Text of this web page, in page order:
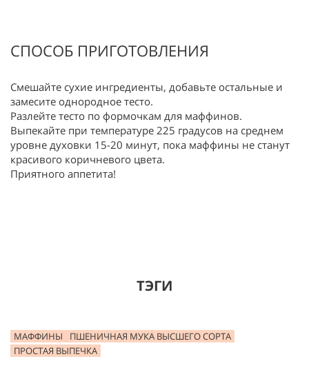
СПОСОБ ПРИГОТОВЛЕНИЯ
Смешайте сухие ингредиенты, добавьте остальные и
замесите однородное тесто.
Разлейте тесто по формочкам для маффинов.
Выпекайте при температуре 225 градусов на среднем
уровне духовки 15-20 минут, пока маффины не станут
красивого коричневого цвета.
Приятного аппетита!
ТЭГИ
МАФФИНЫ
ПШЕНИЧНАЯ МУКА ВЫСШЕГО СОРТА
ПРОСТАЯ ВЫПЕЧКА